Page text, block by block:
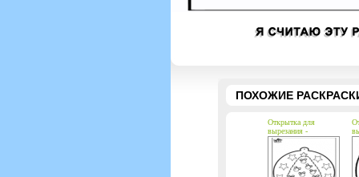
ПОХОЖИЕ
Открытка для
вырезания -
Новогодняя ёлка 1